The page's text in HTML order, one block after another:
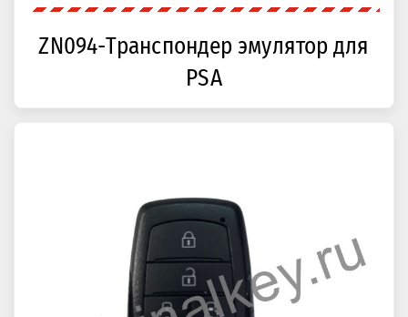
ZN094-Транспондер эмулятор для
PSA